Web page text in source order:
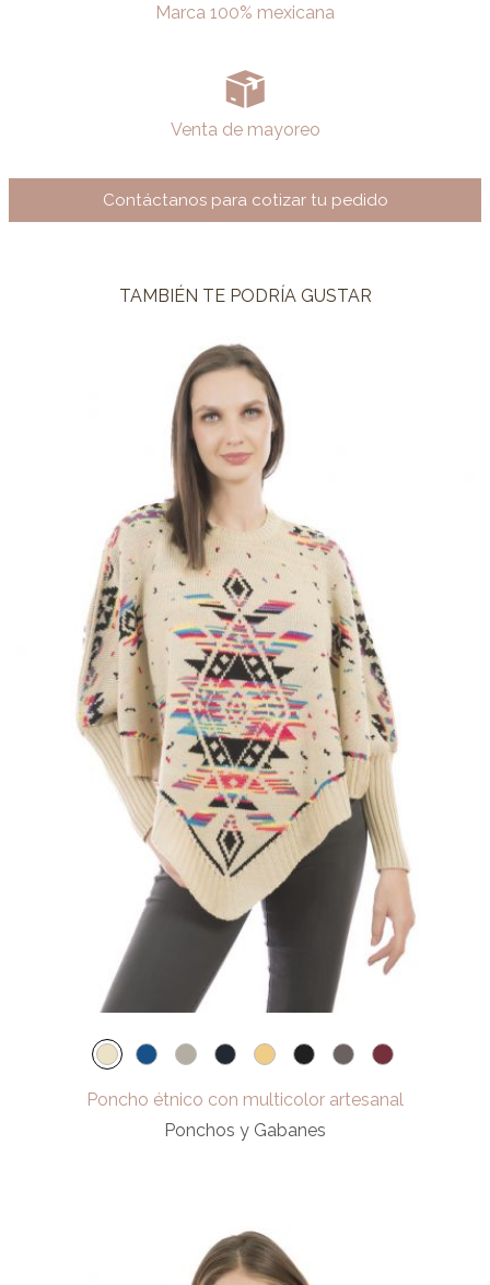
Marca 100% mexicana
Venta de mayoreo
Contáctanos para cotizar tu pedido
TAMBIÉN TE PODRÍA GUSTAR
Poncho étnico con multicolor artesanal
Ponchos y Gabanes